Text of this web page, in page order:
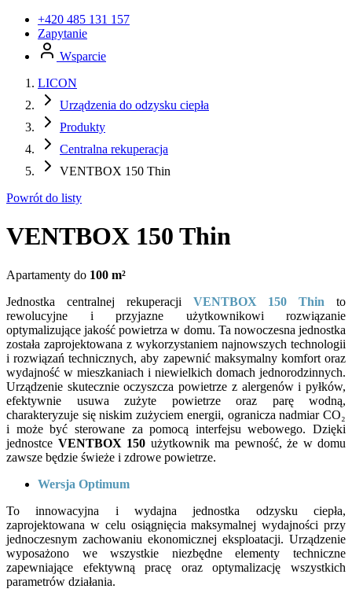
+420 485 131 157
Zapytanie
Wsparcie
LICON
Urządzenia do odzysku ciepła
Produkty
Centralna rekuperacja
VENTBOX 150 Thin
Powrót do listy
VENTBOX 150 Thin
Apartamenty do 100 m²
Jednostka centralnej rekuperacji VENTBOX 150 Thin to
rewolucyjne i przyjazne użytkownikowi rozwiązanie
optymalizujące jakość powietrza w domu. Ta nowoczesna jednostka
została zaprojektowana z wykorzystaniem najnowszych technologii
i rozwiązań technicznych, aby zapewnić maksymalny komfort oraz
wydajność w mieszkaniach i niewielkich domach jednorodzinnych.
Urządzenie skutecznie oczyszcza powietrze z alergenów i pyłków,
efektywnie usuwa zużyte powietrze oraz parę wodną,
charakteryzuje się niskim zużyciem energii, ogranicza nadmiar CO₂
i może być sterowane za pomocą interfejsu webowego. Dzięki
jednostce VENTBOX 150 użytkownik ma pewność, że w domu
zawsze będzie świeże i zdrowe powietrze.
Wersja Optimum
To innowacyjna i wydajna jednostka odzysku ciepła,
zaprojektowana w celu osiągnięcia maksymalnej wydajności przy
jednoczesnym zachowaniu ekonomicznej eksploatacji. Urządzenie
wyposażono we wszystkie niezbędne elementy techniczne
zapewniające efektywną pracę oraz optymalizację wszystkich
parametrów działania.